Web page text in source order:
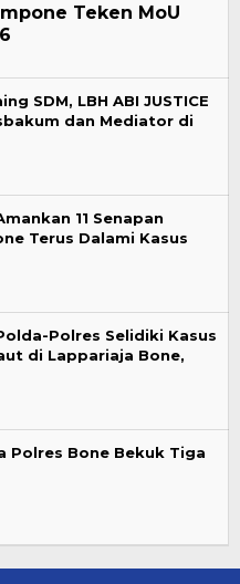
Teken MoU
SDM, LBH ABI JUSTICE
dan Mediator di
11 Senapan
Terus Dalami Kasus
Polres Selidiki Kasus
di Lappariaja Bone,
Polres Bone Bekuk Tiga